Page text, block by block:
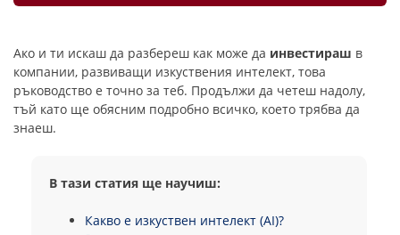
Ако и ти искаш да разбереш как може да инвестираш в
компании, развиващи изкуствения интелект, това
ръководство е точно за теб. Продължи да четеш надолу,
тъй като ще обясним подробно всичко, което трябва да
знаеш.
В тази статия ще научиш:
Какво е изкуствен интелект (AI)?